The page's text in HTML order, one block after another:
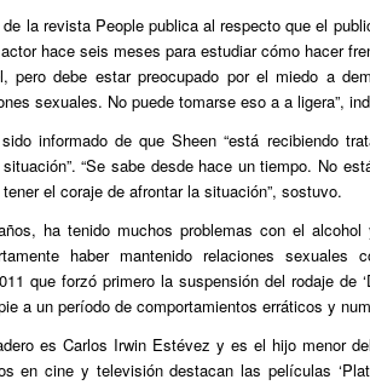
la revista People publica al respecto que el
hace seis meses para estudiar cómo hacer
pero debe estar preocupado por el miedo a
sexuales. No puede tomarse eso a a ligera”,
informado de que Sheen “está recibiendo
“Se sabe desde hace un tiempo. No
el coraje de afrontar la situación”, sostuvo.
ha tenido muchos problemas con el
haber mantenido relaciones
que forzó primero la suspensión del rodaje de
a un período de comportamientos erráticos y
es Carlos Irwin Estévez y es el hijo menor
en cine y televisión destacan las películas